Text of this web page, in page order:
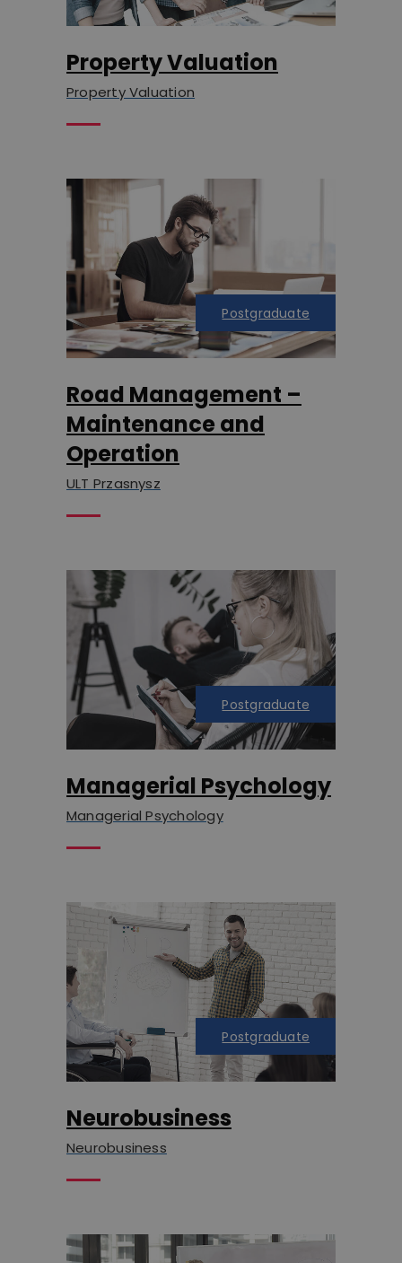
Property Valuation
Property Valuation
Postgraduate
Road Management –
Maintenance and
Operation
ULT Przasnysz
Postgraduate
Managerial Psychology
Managerial Psychology
Postgraduate
Neurobusiness
Neurobusiness